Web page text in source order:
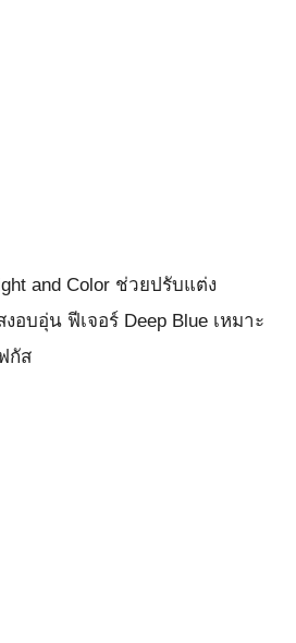
and Color ช่วยปรับแต่ง
บอุ่น ฟีเจอร์ Deep Blue เหมาะ
กัส